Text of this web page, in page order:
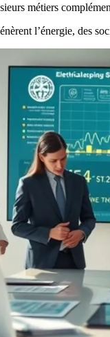
métiers
l’énergie, des